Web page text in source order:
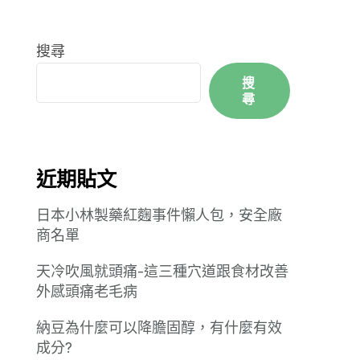
搜尋
搜
尋
近期貼文
日本小林製藥紅麴事件懶人包，安全廠
商名單
天冷吹風就頭痛-這三種穴道跟食材改善
外感頭痛老毛病
納豆為什麼可以降膽固醇，有什麼有效
成分?